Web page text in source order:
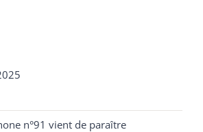
n°91 vient de paraître